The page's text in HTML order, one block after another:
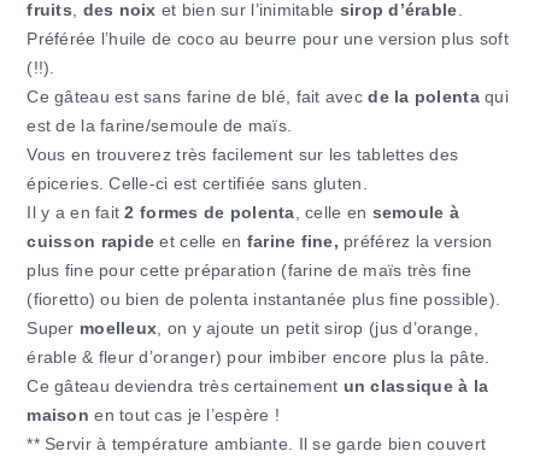
fruits, des noix et bien sur l’inimitable sirop d’érable.
Préférée l’huile de coco au beurre pour une version plus soft
(!!).
Ce gâteau est sans farine de blé, fait avecde la polentaqui
est de la farine/semoule de maïs.
Vous en trouverez très facilement sur les tablettes des
épiceries. Celle-ci est certifiée sans gluten.
Il y a en fait2 formes de polenta, celle en semoule à
cuisson rapideet celle en farine fine, préférez la version
plus fine pour cette préparation (farine de maïs très fine
(fioretto) ou bien de polenta instantanée plus fine possible).
Super moelleux, on y ajoute un petit sirop (jus d’orange,
érable & fleur d’oranger) pour imbiber encore plus la pâte.
Ce gâteau deviendra très certainement un classique à la
maison en tout cas je l’espère !
** Servir à température ambiante. Il se garde bien couvert